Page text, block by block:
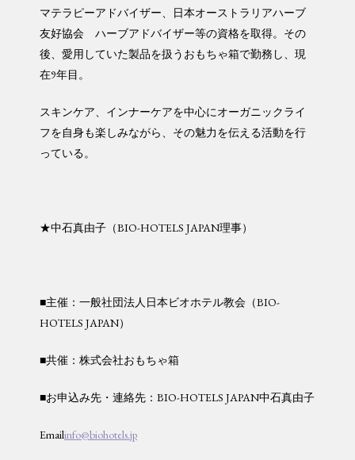
マテラピーアドバイザー、日本オーストラリアハーブ
友好協会 ハーブアドバイザー等の資格を取得。その
後、愛用していた製品を扱うおもちゃ箱で勤務し、現
在9年目。
スキンケア、インナーケアを中心にオーガニックライ
フを自身も楽しみながら、その魅力を伝える活動を行
っている。
★中石真由子（BIO-HOTELS JAPAN理事）
■主催：一般社団法人日本ビオホテル教会（BIO-
HOTELS JAPAN）
■共催：株式会社おもちゃ箱
■お申込み先・連絡先：BIO-HOTELS JAPAN中石真由子
Emailinfo@biohotels.jp